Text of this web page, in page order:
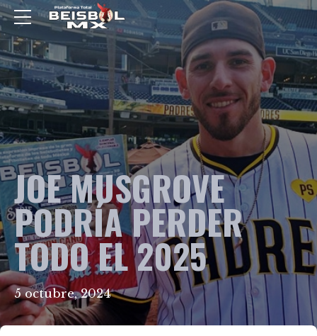
JOE MUSGROVE
PODRÍA PERDER
TODO EL 2025
5 octubre, 2024